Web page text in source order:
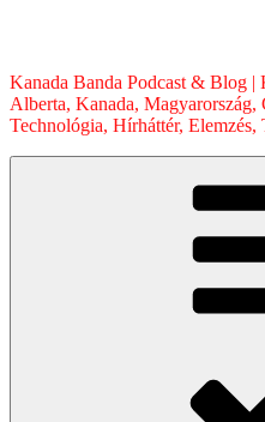
Kanada Banda Podcast & Blog |
Alberta, Kanada,
Technológia, Hírháttér, Elemzés,